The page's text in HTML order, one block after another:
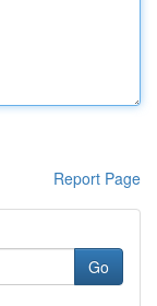
Report Page
Go